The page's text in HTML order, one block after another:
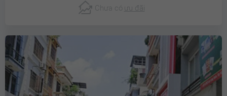
Chưa có ưu đãi